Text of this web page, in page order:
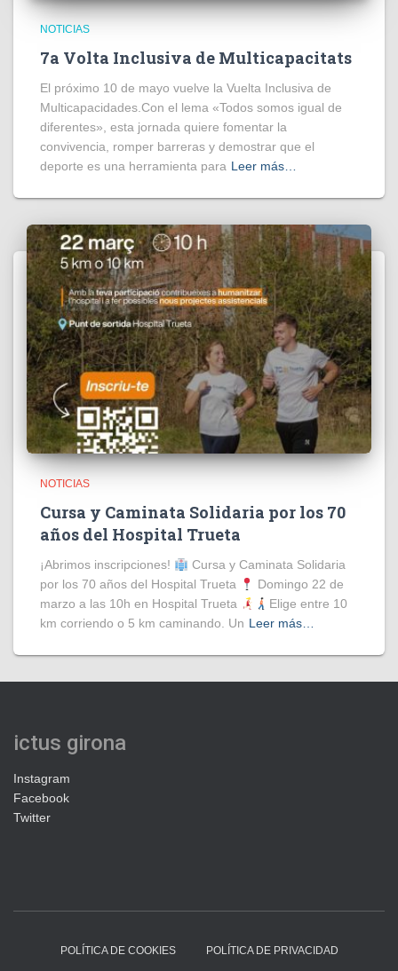
NOTICIAS
7a Volta Inclusiva de Multicapacitats
El próximo 10 de mayo vuelve la Vuelta Inclusiva de
Multicapacidades.Con el lema «Todos somos igual de
diferentes», esta jornada quiere fomentar la
convivencia, romper barreras y demostrar que el
deporte es una herramienta para Leer más…
NOTICIAS
Cursa y Caminata Solidaria por los 70
años del Hospital Trueta
¡Abrimos inscripciones!
Cursa y Caminata Solidaria
por los 70 años del Hospital Trueta
Domingo 22 de
marzo a las 10h en Hospital Trueta
Elige entre 10
km corriendo o 5 km caminando. Un Leer más…
ictus girona
Instagram
Facebook
Twitter
POLÍTICA DE COOKIES POLÍTICA DE PRIVACIDAD